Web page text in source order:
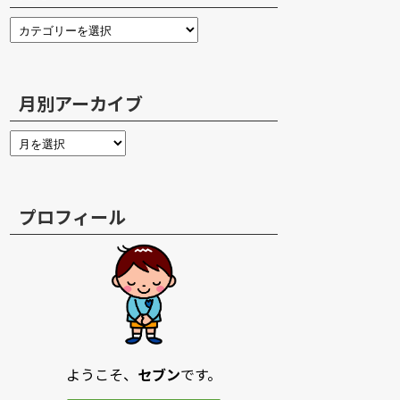
月別アーカイブ
プロフィール
ようこそ、 セブンです。